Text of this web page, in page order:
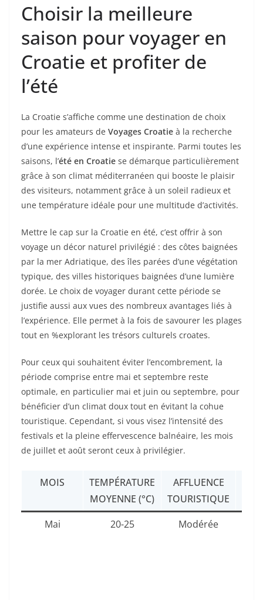
Choisir la meilleure
saison pour voyager en
Croatie et profiter de
l’été
La Croatie s’affiche comme une destination de choix
pour les amateurs de Voyages Croatie à la recherche
d’une expérience intense et inspirante. Parmi toutes les
saisons, l’été en Croatie se démarque particulièrement
grâce à son climat méditerranéen qui booste le plaisir
des visiteurs, notamment grâce à un soleil radieux et
une température idéale pour une multitude d’activités.
Mettre le cap sur la Croatie en été, c’est offrir à son
voyage un décor naturel privilégié : des côtes baignées
par la mer Adriatique, des îles parées d’une végétation
typique, des villes historiques baignées d’une lumière
dorée. Le choix de voyager durant cette période se
justifie aussi aux vues des nombreux avantages liés à
l’expérience. Elle permet à la fois de savourer les plages
tout en %explorant les trésors culturels croates.
Pour ceux qui souhaitent éviter l’encombrement, la
période comprise entre mai et septembre reste
optimale, en particulier mai et juin ou septembre, pour
bénéficier d’un climat doux tout en évitant la cohue
touristique. Cependant, si vous visez l’intensité des
festivals et la pleine effervescence balnéaire, les mois
de juillet et août seront ceux à privilégier.
MOIS
TEMPÉRATURE
MOYENNE (°C)
AFFLUENCE
TOURISTIQUE
Mai 20-25 Modérée